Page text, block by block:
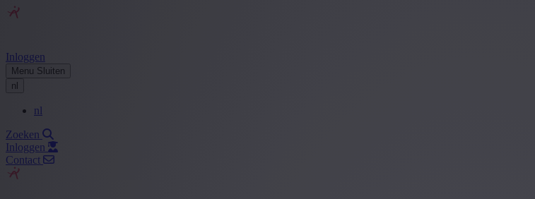
Inloggen
Menu Sluiten
nl
nl
Zoeken
Inloggen
Contact